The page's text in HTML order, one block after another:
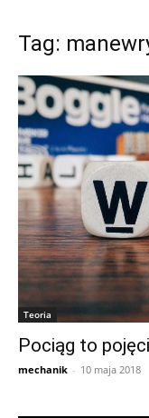
Tag:
Teoria
Pociąg to
mechanik - 10 maja 2018